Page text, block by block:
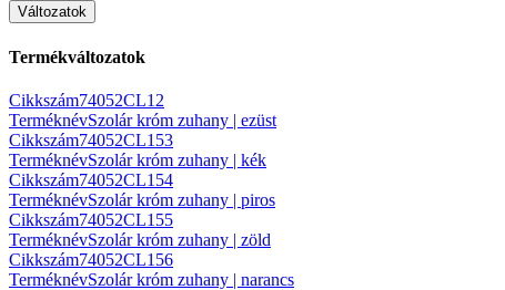
Változatok
Termékváltozatok
Cikkszám74052CL12
TerméknévSzolár króm zuhany | ezüst
Cikkszám74052CL153
TerméknévSzolár króm zuhany | kék
Cikkszám74052CL154
TerméknévSzolár króm zuhany | piros
Cikkszám74052CL155
TerméknévSzolár króm zuhany | zöld
Cikkszám74052CL156
TerméknévSzolár króm zuhany | narancs